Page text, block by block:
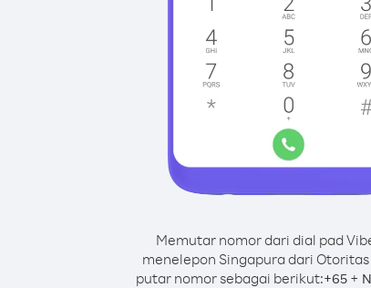
Memutar nomor dari dial pad
menelepon Singapura dari
putar nomor sebagai berikut:+65 +